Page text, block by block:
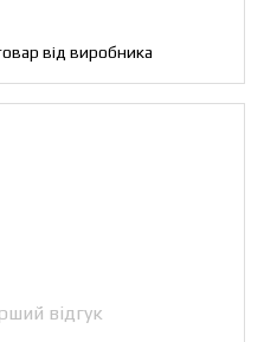
від виробника
відгук